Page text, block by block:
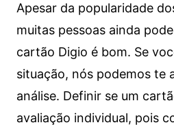
Apesar da popularidade
muitas pessoas ainda
cartão Digio é bom. Se
situação, nós podemos te
análise. Definir se um
avaliação individual, pois